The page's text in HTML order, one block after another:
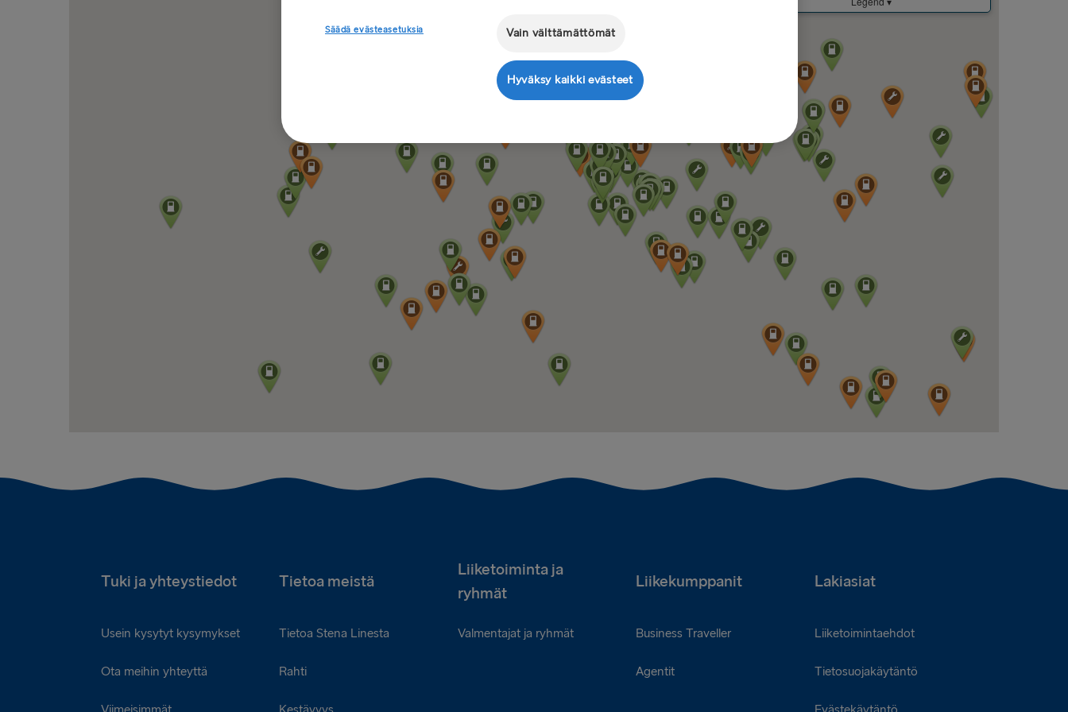
Tuki ja yhteystiedot Tietoa meistä
Liiketoiminta ja
ryhmät
Liikekumppanit Lakiasiat
Usein kysytyt kysymykset
Ota meihin yhteyttä
Tietoa Stena Linesta
Rahti
Valmentajat ja ryhmät Business Traveller
Agentit
Liiketoimintaehdot
Tietosuojakäytäntö
Säädä evästeasetuksia Vain välttämättömät
Hyväksy kaikki evästeet